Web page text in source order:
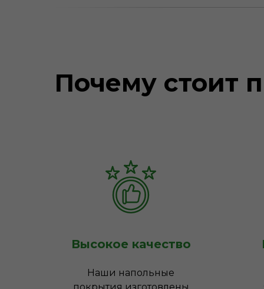
Почему стоит
Высокое качество
Наши напольные